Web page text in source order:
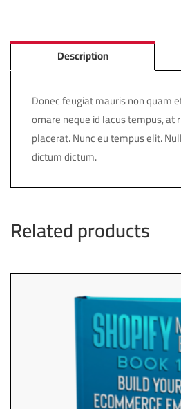
Description
Donec feugiat mauris non quam
ornare neque id lacus tempus, at
placerat. Nunc eu tempus elit.
dictum dictum.
Related products